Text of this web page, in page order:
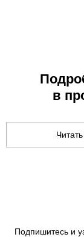
в
Подпишитесь и